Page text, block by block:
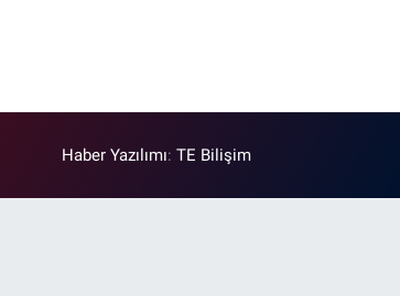
Haber Yazılımı:TE Bilişim